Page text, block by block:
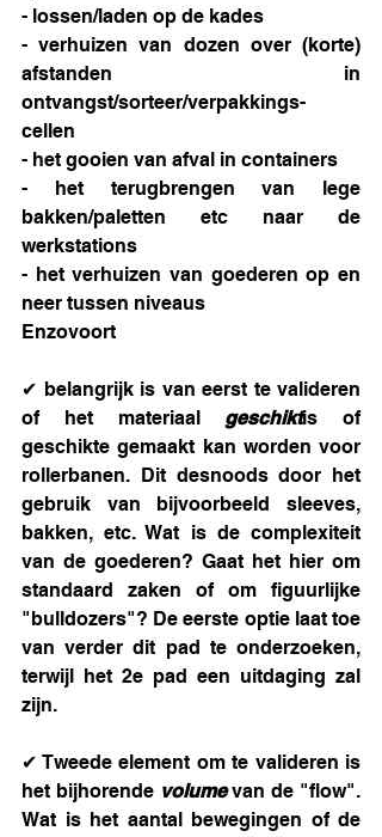
- lossen/laden op de kades
- verhuizen van dozen over (korte)
afstanden in
ontvangst/sorteer/verpakkings-
cellen
- het gooien van afval in containers
- het terugbrengen van lege
bakken/paletten etc naar de
werkstations
- het verhuizen van goederen op en
neer tussen niveaus
Enzovoort
✔ belangrijk is van eerst te valideren
of het materiaal geschiktis of
geschikte gemaakt kan worden voor
rollerbanen. Dit desnoods door het
gebruik van bijvoorbeeld sleeves,
bakken, etc. Wat is de complexiteit
van de goederen? Gaat het hier om
standaard zaken of om figuurlijke
"bulldozers"? De eerste optie laat toe
van verder dit pad te onderzoeken,
terwijl het 2e pad een uitdaging zal
zijn.
✔ Tweede element om te valideren is
het bijhorende volume van de "flow".
Wat is het aantal bewegingen of de